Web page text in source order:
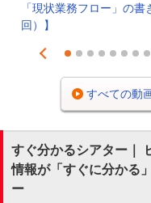
「現状業務フロー」の書
回）】
Prev
1 2 3 4 5 6 7 8
すべての動
すぐ分かるシアター｜
情報が「すぐに分かる
ー